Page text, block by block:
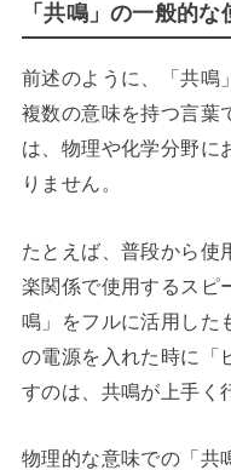
「共鳴」の一般的
前述のように、「共鳴
複数の意味を持つ言葉
は、物理や化学分野に
りません。
たとえば、普段から使
楽関係で使用するスピ
鳴」をフルに活用した
の電源を入れた時に「
すのは、共鳴が上手く
物理的な意味での「共